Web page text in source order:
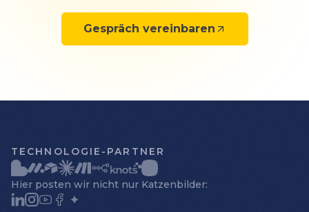
Gespräch vereinbaren
TECHNOLOGIE-PARTNER
Hier posten wir nicht nur Katzenbilder: